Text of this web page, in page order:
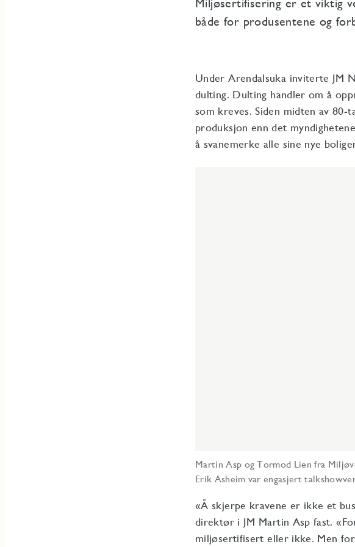
Miljøsertifisering er et viktig
både for produsentene og
Under Arendalsuka inviterte JM
dulting. Dulting handler om å
som kreves. Siden midten av
produksjon enn det
å svanemerke alle sine nye
Martin Asp og Tormod Lien fra
Erik Asheim var engasjert
«Å skjerpe kravene er ikke et
direktør i JM Martin Asp fast.
miljøsertifisert eller ikke. Men